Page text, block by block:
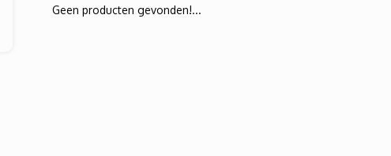
Geen producten gevonden!...